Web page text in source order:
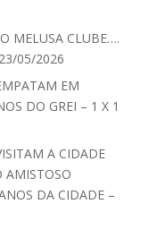
MELUSA CLUBE….
05/2026
EM
DO GREI – 1 X 1
A CIDADE
AMISTOSO
DA CIDADE –